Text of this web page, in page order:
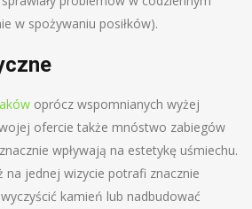
w spożywaniu posiłków).
oprócz wspomnianych wyżej
ofercie także mnóstwo zabiegów
wpływają na estetykę uśmiechu.
jednej wizycie potrafi znacznie
kamień lub nadbudować